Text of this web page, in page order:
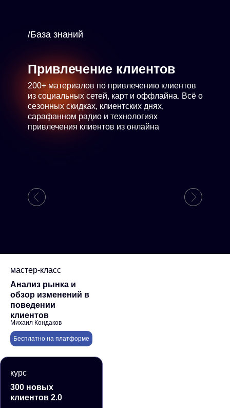
/База знаний
Привлечение клиентов
200+ материалов по привлечению клиентов
из социальных сетей, карт и оффлайна. Всё о
сезонных скидках, клиентских днях,
сарафанном радио и технологиях
привлечения клиентов из онлайна
мастер-класс
Анализ рынка и
обзор изменений в
поведении
клиентов
Бесплатно на платформе
Михаил Кондаков
курс
300 новых
клиентов 2.0